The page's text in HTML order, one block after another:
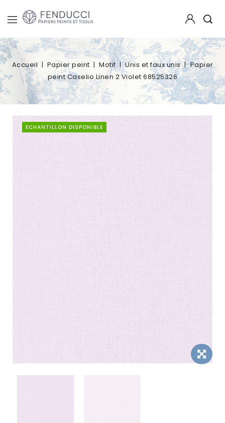
Accueil Papier peint Motif Unis et faux unis
Papier
peint Caselio Linen 2 Violet 68525326
ECHANTILLON DISPONIBLE